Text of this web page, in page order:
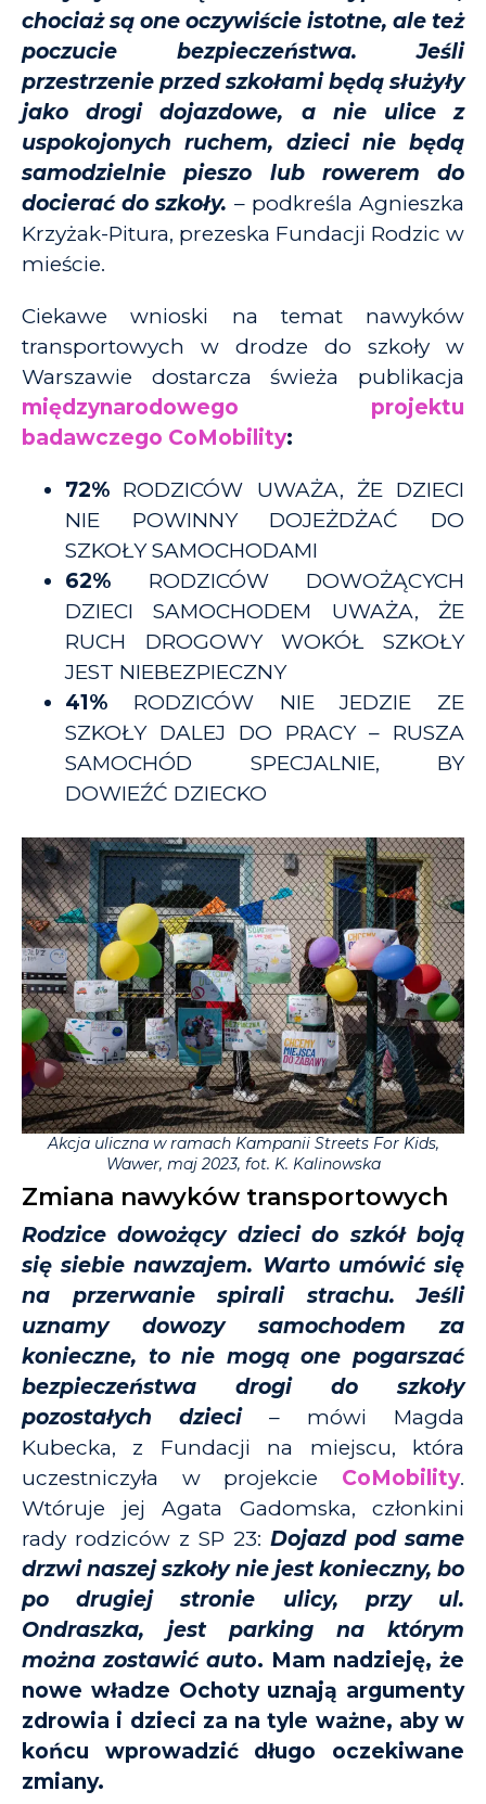
chociaż są one oczywiście istotne, ale też
poczucie bezpieczeństwa. Jeśli
przestrzenie przed szkołami będą służyły
jako drogi dojazdowe, a nie ulice z
uspokojonych ruchem, dzieci nie będą
samodzielnie pieszo lub rowerem do
docierać do szkoły. – podkreśla Agnieszka
Krzyżak-Pitura, prezeska Fundacji Rodzic w
mieście.
Ciekawe wnioski na temat nawyków
transportowych w drodze do szkoły w
Warszawie dostarcza świeża publikacja
międzynarodowego projektu
badawczego CoMobility:
72% RODZICÓW UWAŻA, ŻE DZIECI
NIE POWINNY DOJEŻDŻAĆ DO
SZKOŁY SAMOCHODAMI
62% RODZICÓW DOWOŻĄCYCH
DZIECI SAMOCHODEM UWAŻA, ŻE
RUCH DROGOWY WOKÓŁ SZKOŁY
JEST NIEBEZPIECZNY
41% RODZICÓW NIE JEDZIE ZE
SZKOŁY DALEJ DO PRACY – RUSZA
SAMOCHÓD SPECJALNIE, BY
DOWIEŹĆ DZIECKO
Akcja uliczna w ramach Kampanii Streets For Kids,
Wawer, maj 2023, fot. K. Kalinowska
Zmiana nawyków transportowych
Rodzice dowożący dzieci do szkół boją
się siebie nawzajem. Warto umówić się
na przerwanie spirali strachu. Jeśli
uznamy dowozy samochodem za
konieczne, to nie mogą one pogarszać
bezpieczeństwa drogi do szkoły
pozostałych dzieci– mówi Magda
Kubecka, z Fundacji na miejscu, która
uczestniczyła w projekcie CoMobility.
Wtóruje jej Agata Gadomska, członkini
rady rodziców z SP 23: Dojazd pod same
drzwi naszej szkoły nie jest konieczny, bo
po drugiej stronie ulicy, przy ul.
Ondraszka, jest parking na którym
można zostawić auto. Mam nadzieję, że
nowe władze Ochoty uznają argumenty
zdrowia i dzieci za na tyle ważne, aby w
końcu wprowadzić długo oczekiwane
zmiany.